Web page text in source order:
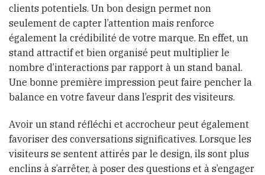
clients potentiels. Un bon design permet non
seulement de capter l’attention mais renforce
également la crédibilité de votre marque. En effet, un
stand attractif et bien organisé peut multiplier le
nombre d’interactions par rapport à un stand banal.
Une bonne première impression peut faire pencher la
balance en votre faveur dans l’esprit des visiteurs.
Avoir un stand réfléchi et accrocheur peut également
favoriser des conversations significatives. Lorsque les
visiteurs se sentent attirés par le design, ils sont plus
enclins à s’arrêter, à poser des questions et à s’engager